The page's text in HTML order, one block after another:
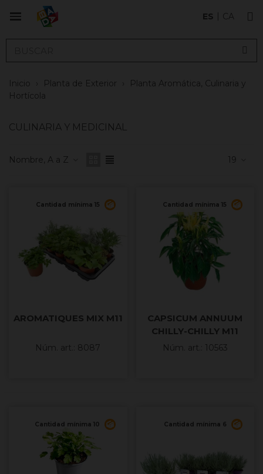
ES CA
Inicio Planta de Exterior
Planta Aromática, Culinaria y
Hortícola
CULINARIA Y MEDICINAL
Nombre, A a Z 19
Cantidad mínima 15
AROMATIQUES MIX M11
Núm. art.: 8087
Cantidad mínima 15
CAPSICUM ANNUUM
CHILLY-CHILLY M11
Núm. art.: 10563
Cantidad mínima 10 Cantidad mínima 6